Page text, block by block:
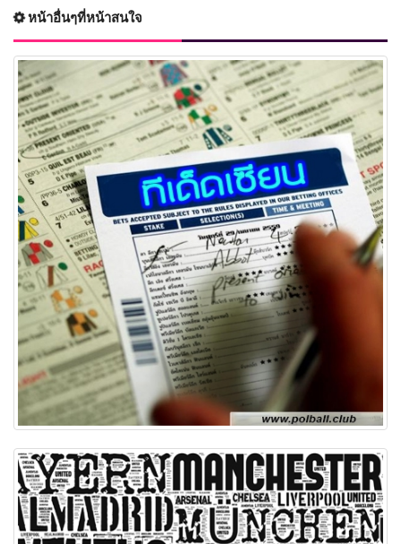
หน้าอื่นๆที่หน้าสนใจ